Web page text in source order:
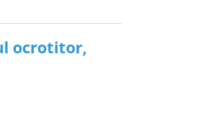
ocrotitor,